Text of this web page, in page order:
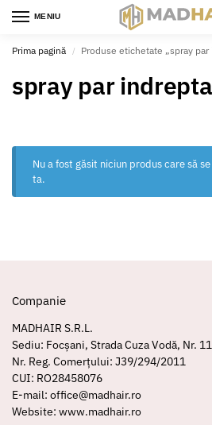
MENIU
Prima pagină / Produse etichetate „spray par
spray par
Nu a fost găsit niciun produs care să
ta.
Companie
MADHAIR S.R.L.
Sediu: Focșani, Strada Cuza Vodă, Nr.
Nr. Reg. Comerțului: J39/294/2011
CUI: RO28458076
E-mail: office@madhair.ro
Website: www.madhair.ro